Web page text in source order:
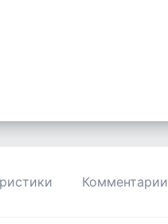
Комментарии